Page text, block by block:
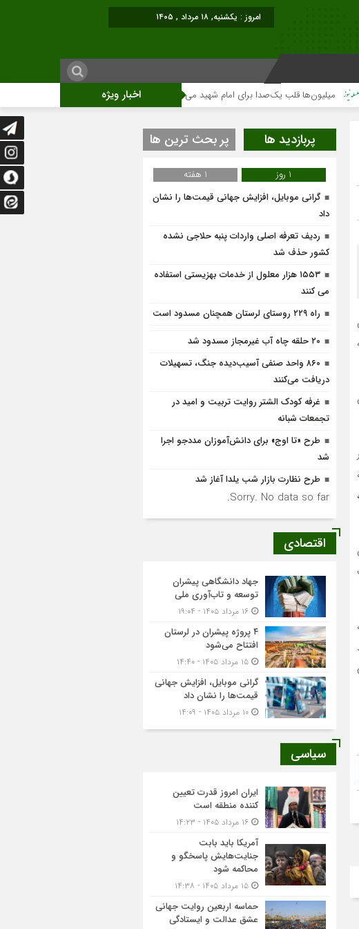
امروز : یکشنبه, ۱۸ مرداد , ۱۴۰۵
اخبار ویژه قلب یک‌صدا برای امام شهید می‌تپد نمایشگاه آثار هنری ویژه ارتحال امام
۶ اثر
خانه
گلشن در خرم‌آباد به شماره ۳۴۲۹۱، خانه رستم ثانی (سقاخانه) در خرم‌آباد به شماره ۳۴۲۹۰، اداره مالیاتی به شماره ۳۴۲۸۶،
پربازدید ها پر بحث ترین ها
1 روز
1 هفته
گرانی موبایل، افزایش جهانی قیمت‌ها را نشان
داد
ردیف تعرفه اصلی واردات پنبه حلاجی نشده
کشور حذف شد
۱۵۵۳ هزار معلول از خدمات بهزیستی استفاده
می کنند
راه ۲۲۹ روستای لرستان همچنان مسدود است
۲۰ حلقه چاه آب غیرمجاز مسدود شد
۸۶۰ واحد صنفی آسیب‌دیده جنگ، تسهیلات
دریافت می‌کنند
غرفه کودک الشتر روایت تربیت و امید در
تجمعات شبانه
طرح «تا اوج» برای دانش‌آموزان مددجو اجرا
شد
طرح نظارت بازار شب یلدا آغاز شد
Sorry. No data so far.
اقتصادی
جهاد دانشگاهی پیشران
توسعه و تاب‌آوری ملی
۴ پروژه پیشران در لرستان
افتتاح می‌شود
گرانی موبایل، افزایش جهانی
قیمت‌ها را نشان داد
سیاسی
ایران امروز قدرت تعیین
کننده منطقه است
آمریکا باید بابت
جنایت‌هایش پاسخگو و
محاکمه شود
حماسه اربعین روایت جهانی
عشق عدالت و ایستادگی